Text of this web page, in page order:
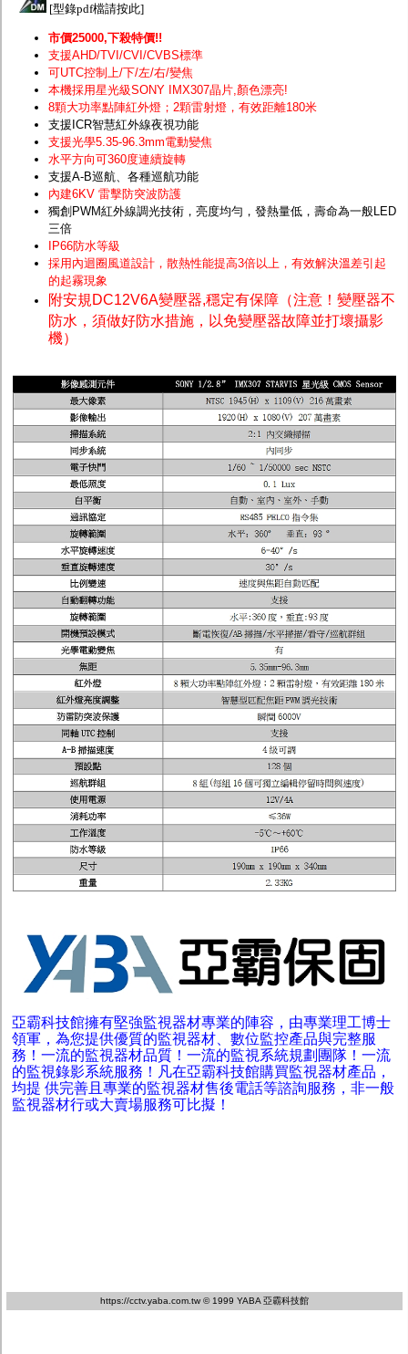
[型錄pdf檔請按此]
市價25000,下殺特價!!
支援AHD/TVI/CVI/CVBS標準
可UTC控制上/下/左/右/變焦
本機採用星光級SONY IMX307晶片 ,顏色漂亮!
8顆大功率點陣紅外燈；2顆雷射燈，有效距離180米
支援ICR智慧紅外線夜視功能
支援光學5.35-96.3mm電動變焦
水平方向可360度連續旋轉
支援A-B巡航、各種巡航功能
內建6KV 雷擊防突波防護
獨創PWM紅外線調光技術，亮度均勻，發熱量低，壽命為一般LED
三倍
IP66防水等級
採用內迴圈風道設計，散熱性能提高3倍以上，有效解決溫差引起
的起霧現象
附安規DC12V6A變壓器,穩定有保障（注意！變壓器不
防水，須做好防水措施，以免變壓器故障並打壞攝影
機）
亞霸科技館擁有堅強監視器材專業的陣容，由專業理工博士
領軍，為您提供優質的監視器材、數位監控產品與完整服
務！一流的監視器材品質！一流的監視系統規劃團隊！一流
的監視錄影系統服務！凡在亞霸科技館購買監視器材產品，
均提 供完善且專業的監視器材售後電話等諮詢服務，非一般
監視器材行或大賣場服務可比擬！
https://cctv.yaba.com.tw © 1999 YABA 亞霸科技館